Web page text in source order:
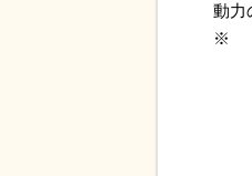
動力
※